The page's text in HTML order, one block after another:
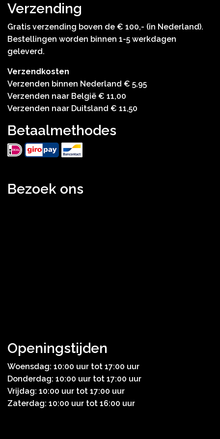
Verzending
Gratis verzending boven de € 100,- (in Nederland).
Bestellingen worden binnen 1-5 werkdagen
geleverd.
Verzendkosten
Verzenden binnen Nederland € 5,95
Verzenden naar België € 11,00
Verzenden naar Duitsland € 11,50
Betaalmethodes
Bezoek ons
Openingstijden
Woensdag: 10:00 uur tot 17:00 uur
Donderdag: 10:00 uur tot 17:00 uur
Vrijdag: 10:00 uur tot 17:00 uur
Zaterdag: 10:00 uur tot 16:00 uur